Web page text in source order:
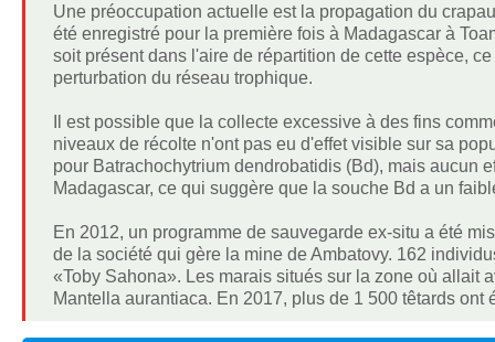
Une préoccupation actuelle est la propagation du
été enregistré pour la première fois à Madagascar à
soit présent dans l'aire de répartition de cette espèce,
perturbation du réseau trophique.
Il est possible que la collecte excessive à des fins
niveaux de récolte n'ont pas eu d'effet visible sur sa
pour Batrachochytrium dendrobatidis (Bd), mais aucun
Madagascar, ce qui suggère que la souche Bd a un
En 2012, un programme de sauvegarde ex-situ a été
de la société qui gère la mine de Ambatovy. 162
«Toby Sahona». Les marais situés sur la zone où allait
Mantella aurantiaca. En 2017, plus de 1 500 têtards ont